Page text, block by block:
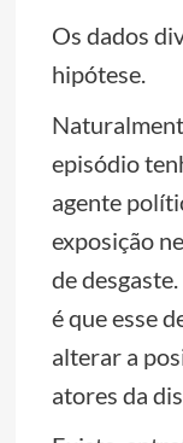
Os dados
hipótese.
episódio
agente
exposição
de
é que esse
alterar a
atores da